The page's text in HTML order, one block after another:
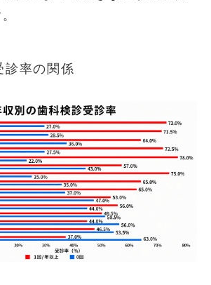
診率の関係